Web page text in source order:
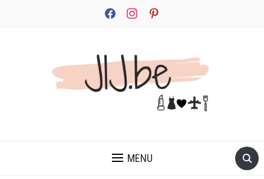
facebookinstagrampinterest
MENU